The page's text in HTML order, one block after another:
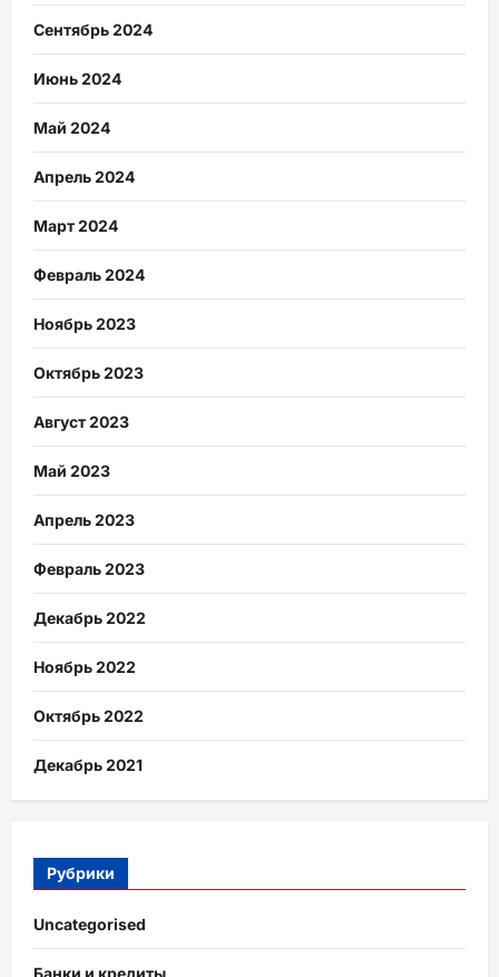
Сентябрь 2024
Июнь 2024
Май 2024
Апрель 2024
Март 2024
Февраль 2024
Ноябрь 2023
Октябрь 2023
Август 2023
Май 2023
Апрель 2023
Февраль 2023
Декабрь 2022
Ноябрь 2022
Октябрь 2022
Декабрь 2021
Рубрики
Uncategorised
Банки и кредиты